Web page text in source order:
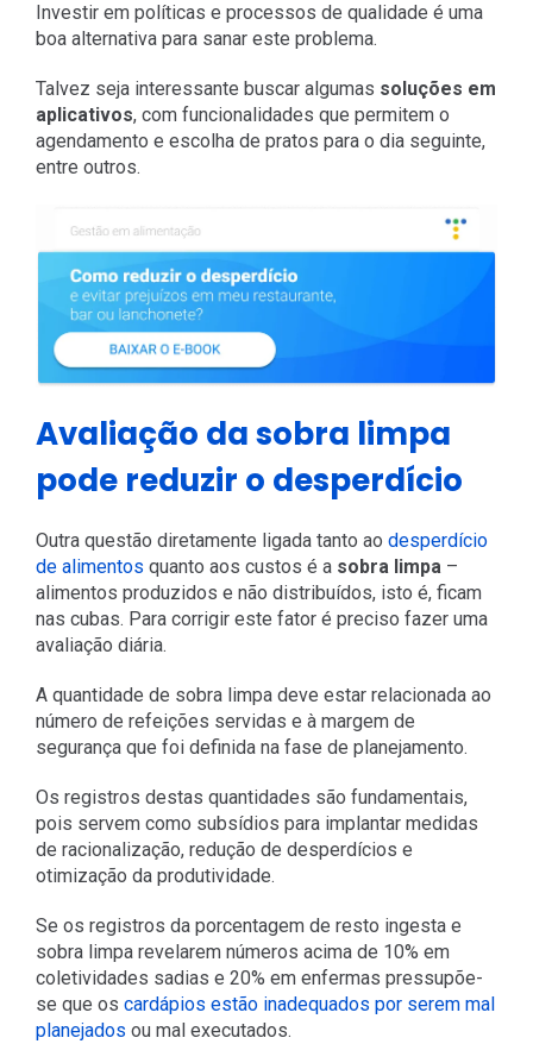
Investir em políticas e processos de qualidade é uma
boa alternativa para sanar este problema.
Talvez seja interessante buscar algumas soluções em
aplicativos, com funcionalidades que permitem o
agendamento e escolha de pratos para o dia seguinte,
entre outros.
Avaliação da sobra limpa
pode reduzir o desperdício
Outra questão diretamente ligada tanto ao desperdício
de alimentos quanto aos custos é asobra limpa–
alimentos produzidos e não distribuídos, isto é, ficam
nas cubas. Para corrigir este fator é preciso fazer uma
avaliação diária.
A quantidade de sobra limpa deve estar relacionada ao
número de refeições servidas e à margem de
segurança que foi definida na fase de planejamento.
Os registros destas quantidades são fundamentais,
pois servem como subsídios para implantar medidas
de racionalização, redução de desperdícios e
otimização da produtividade.
Se os registros da porcentagem de resto ingesta e
sobra limpa revelarem números acima de 10% em
coletividades sadias e 20% em enfermas pressupõe-
se que os cardápios estão inadequados por serem mal
planejados ou mal executados.